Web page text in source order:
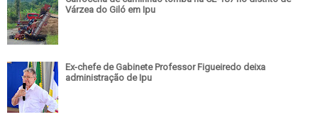
Várzea do Giló em Ipu
Ex-chefe de Gabinete Professor Figueiredo deixa
administração de Ipu